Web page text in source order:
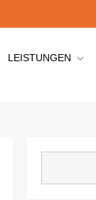
LEISTUNGEN